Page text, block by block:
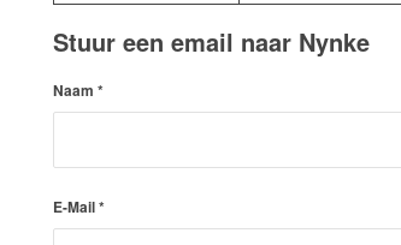
Stuur een email naar Nynke
Naam *
E-Mail*